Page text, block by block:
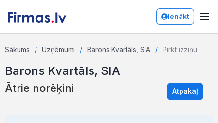
Ienākt
Sākums Uzņēmumi Barons Kvartāls, SIA Pirkt izziņu
Barons Kvartāls, SIA
Ātrie norēķini Atpakaļ